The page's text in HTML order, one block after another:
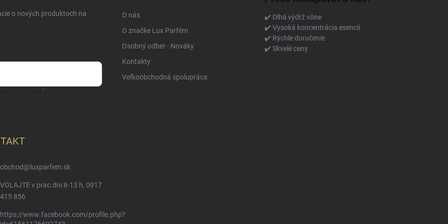
o nových produktoch na
O nás
O značke Lux Parfém
Osobný odber - Nováky
Kontakty
Veľkoobchodná spolupráca
✔️ Dlhá výdrž vône
✔️ Vysoká koncentrácia esencií
✔️ Rýchle doručenie
✔️ Skvelé ceny
obchod@ luxparfem.sk
VOLAJTE v prac.dni 8-13 h, 0917
415 856
https://www.facebook.com/profile.php?